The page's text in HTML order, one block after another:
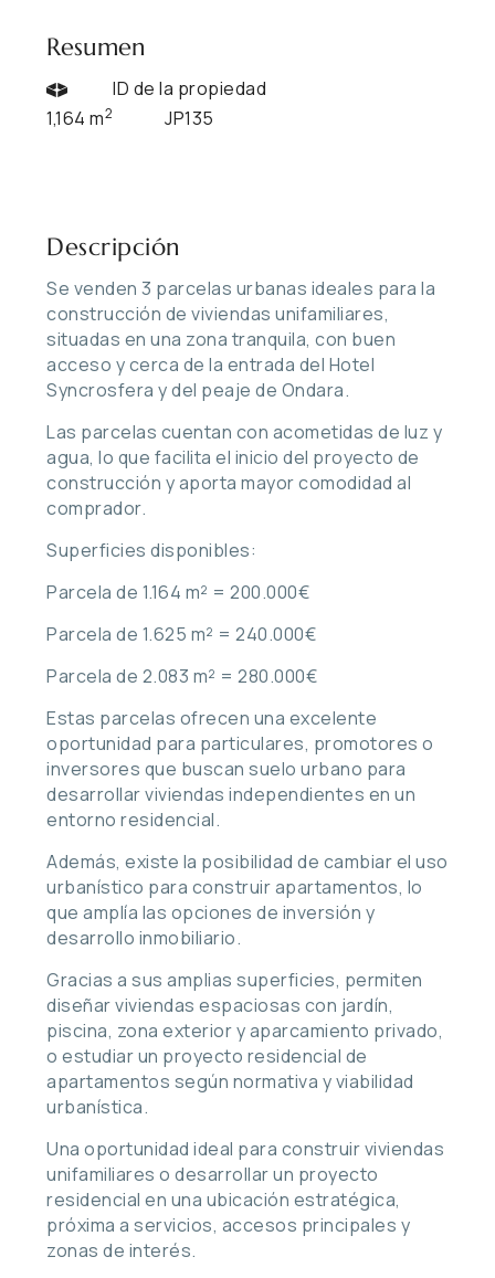
Resumen
1,164 m2
ID de la propiedad
JP135
Descripción
Se venden 3 parcelas urbanas ideales para la
construcción de viviendas unifamiliares,
situadas en una zona tranquila, con buen
acceso y cerca de la entrada del Hotel
Syncrosfera y del peaje de Ondara.
Las parcelas cuentan con acometidas de luz y
agua, lo que facilita el inicio del proyecto de
construcción y aporta mayor comodidad al
comprador.
Superficies disponibles:
Parcela de 1.164 m² = 200.000€
Parcela de 1.625 m² = 240.000€
Parcela de 2.083 m² = 280.000€
Estas parcelas ofrecen una excelente
oportunidad para particulares, promotores o
inversores que buscan suelo urbano para
desarrollar viviendas independientes en un
entorno residencial.
Además, existe la posibilidad de cambiar el uso
urbanístico para construir apartamentos, lo
que amplía las opciones de inversión y
desarrollo inmobiliario.
Gracias a sus amplias superficies, permiten
diseñar viviendas espaciosas con jardín,
piscina, zona exterior y aparcamiento privado,
o estudiar un proyecto residencial de
apartamentos según normativa y viabilidad
urbanística.
Una oportunidad ideal para construir viviendas
unifamiliares o desarrollar un proyecto
residencial en una ubicación estratégica,
próxima a servicios, accesos principales y
zonas de interés.